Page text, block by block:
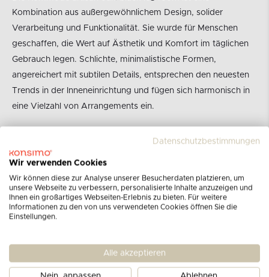
Kombination aus außergewöhnlichem Design, solider
Verarbeitung und Funktionalität. Sie wurde für Menschen
geschaffen, die Wert auf Ästhetik und Komfort im täglichen
Gebrauch legen. Schlichte, minimalistische Formen,
angereichert mit subtilen Details, entsprechen den neuesten
Trends in der Inneneinrichtung und fügen sich harmonisch in
eine Vielzahl von Arrangements ein.
Marke:
KONSIMO
Kategorie:
Kommoden mit Beinen
Produkt Nr:
12914.08.901
Regalbodenanzahl:
Korpusmaterial:
16 mm laminierte Platte
Datenschutzbestimmungen
Wir verwenden Cookies
Wir können diese zur Analyse unserer Besucherdaten platzieren, um
unsere Webseite zu verbessern, personalisierte Inhalte anzuzeigen und
Ihnen ein großartiges Webseiten-Erlebnis zu bieten. Für weitere
Informationen zu den von uns verwendeten Cookies öffnen Sie die
Einstellungen.
Alle akzeptieren